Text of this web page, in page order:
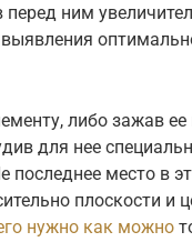
ним
выявления
либо зажав
для нее
последнее место в
плоскости и
нужно как можно